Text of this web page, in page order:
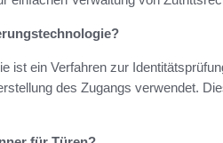
ist ein Verfahren zur
des Zugangs verwendet.